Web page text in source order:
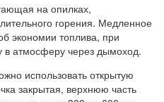
на опилках,
горения. Медленное
экономии топлива, при
в атмосферу через дымоход.
использовать открытую
закрытая, верхнюю часть